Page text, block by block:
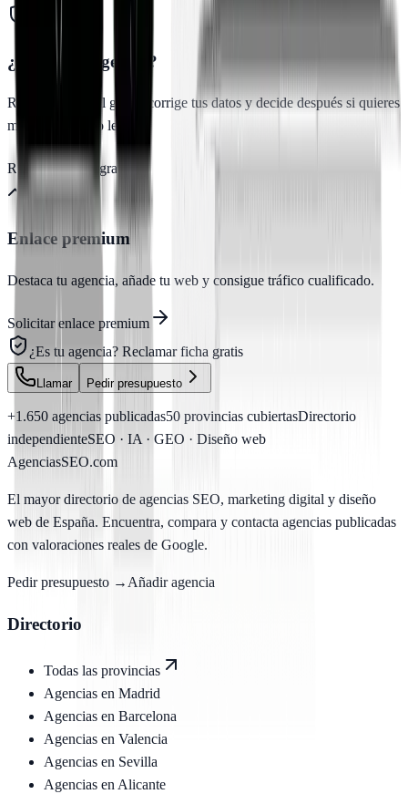
¿Es esta tu agencia?
Reclama tu perfil gratis, corrige tus datos y decide después si quieres
más visibilidad o leads.
Reclamar perfil gratis
Enlace premium
Destaca tu agencia, añade tu web y consigue tráfico cualificado.
Solicitar enlace premium
¿Es tu agencia? Reclamar ficha gratis
Llamar Pedir presupuesto
+1.650 agencias publicadas50 provincias cubiertasDirectorio
independienteSEO · IA · GEO · Diseño web
AgenciasSEO.com
El mayor directorio de agencias SEO, marketing digital y diseño
web de España. Encuentra, compara y contacta agencias publicadas
con valoraciones reales de Google.
Pedir presupuesto → Añadir agencia
Directorio
Todas las provincias
Agencias en Madrid
Agencias en Barcelona
Agencias en Valencia
Agencias en Sevilla
Agencias en Alicante